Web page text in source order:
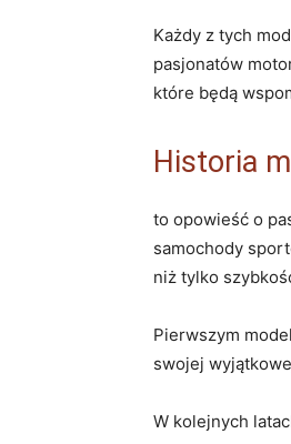
Każdy z tych
pasjonatów
które będą
Historia
to opowieść o
samochody
niż tylko
Pierwszym
swojej
W kolejnych